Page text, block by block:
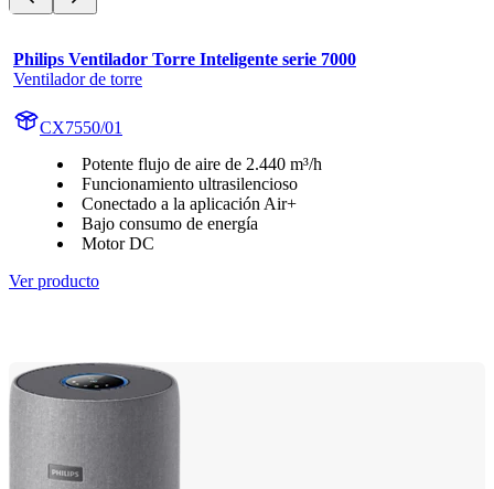
Philips Ventilador Torre Inteligente serie 7000
Ventilador de torre
CX7550/01
Potente flujo de aire de 2.440 m³/h
Funcionamiento ultrasilencioso
Conectado a la aplicación Air+
Bajo consumo de energía
Motor DC
Ver producto